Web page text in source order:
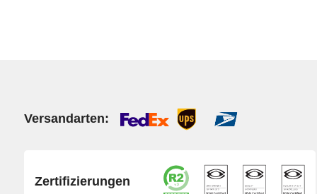
Mate 50
Mate 40E
Versandarten:
Zertifizierungen